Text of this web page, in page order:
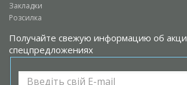
Закладки
Розсилка
Получайте свежую информацию об
спецпредложениях